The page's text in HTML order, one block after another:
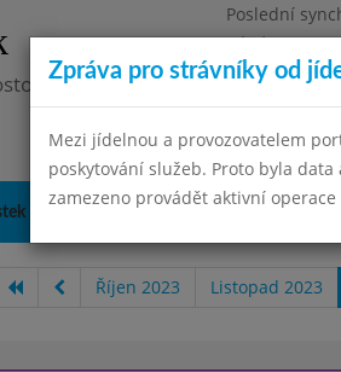
Poslední
Pátek
nad Labem, příspěvková
Kontakty a informace
Říjen 2023 Listopad 2023
Zpráva pro strávníky od
Mezi jídelnou a provozovatelem
poskytování služeb. Proto byla
zamezeno provádět aktivní